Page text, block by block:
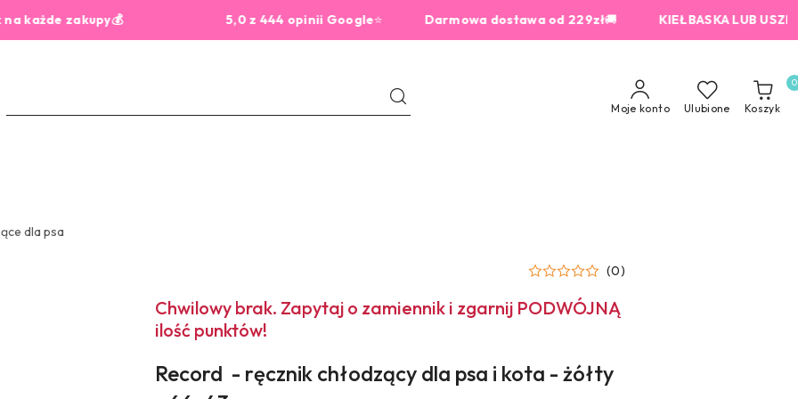
zakupy💰 5,0 z 444 opinii Google⭐Darmowa dostawa od 229zł🚚KIEŁBASKA LUB USZKO
Moje konto Ulubione Koszyk
0
dla psa
(0)
Chwilowy brak. Zapytaj o zamiennik i zgarnij PODWÓJNĄ
ilość punktów!
Record - ręcznik chłodzący dla psa i kota - żółty